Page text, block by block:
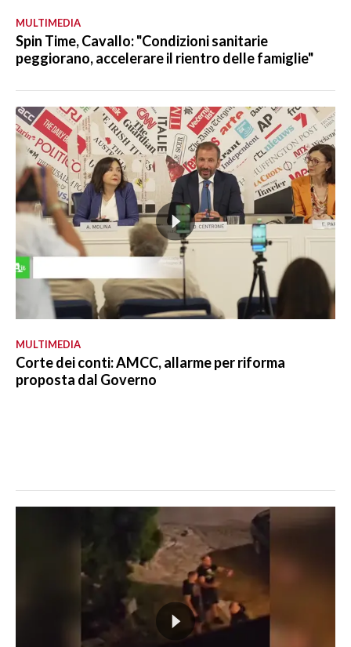
MULTIMEDIA
Spin Time, Cavallo: "Condizioni sanitarie
peggiorano, accelerare il rientro delle famiglie"
MULTIMEDIA
Corte dei conti: AMCC, allarme per riforma
proposta dal Governo